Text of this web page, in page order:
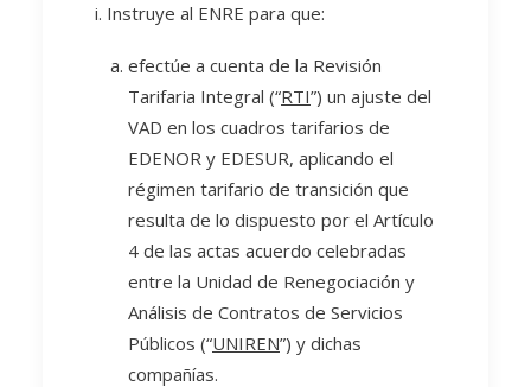
Instruye al ENRE para que:
efectúe a cuenta de la Revisión
Tarifaria Integral (“RTI”) un ajuste del
VAD en los cuadros tarifarios de
EDENOR y EDESUR, aplicando el
régimen tarifario de transición que
resulta de lo dispuesto por el Artículo
4 de las actas acuerdo celebradas
entre la Unidad de Renegociación y
Análisis de Contratos de Servicios
Públicos (“UNIREN”) y dichas
compañías.